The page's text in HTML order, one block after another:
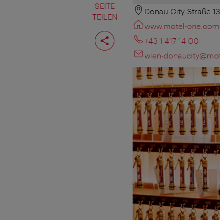
SEITE
TEILEN
Seite
teilen
Donau-City-Straße
www.motel-one.com
+43 1 417 14 00
wien-